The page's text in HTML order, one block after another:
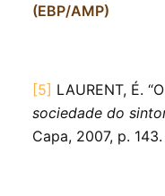
(EBP/AMP)
[5] LAURENT, É.
sociedade do
Capa, 2007, p. 143.